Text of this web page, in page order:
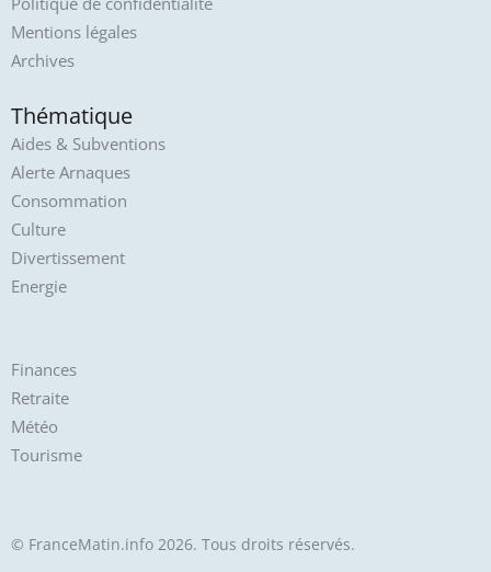
Mentions légales
Archives
Thématique
Aides & Subventions
Alerte Arnaques
Consommation
Culture
Divertissement
Energie
Finances
Retraite
Météo
Tourisme
© FranceMatin.info 2026. Tous droits réservés.